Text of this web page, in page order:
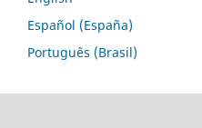
Español (España)
Português (Brasil)